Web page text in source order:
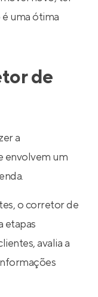
uma ótima
de
a
envolvem um
o corretor de
etapas
avalia a